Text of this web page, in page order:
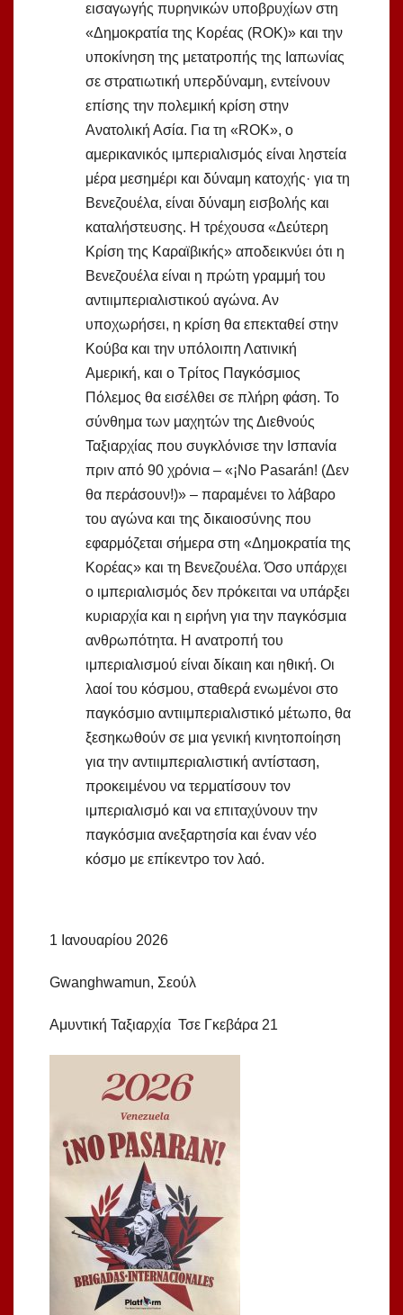
εισαγωγής πυρηνικών υποβρυχίων στη
«Δημοκρατία της Κορέας (ROK)» και την
υποκίνηση της μετατροπής της Ιαπωνίας
σε στρατιωτική υπερδύναμη, εντείνουν
επίσης την πολεμική κρίση στην
Ανατολική Ασία. Για τη «ROK», ο
αμερικανικός ιμπεριαλισμός είναι ληστεία
μέρα μεσημέρι και δύναμη κατοχής· για τη
Βενεζουέλα, είναι δύναμη εισβολής και
καταλήστευσης. Η τρέχουσα «Δεύτερη
Κρίση της Καραϊβικής» αποδεικνύει ότι η
Βενεζουέλα είναι η πρώτη γραμμή του
αντιιμπεριαλιστικού αγώνα. Αν
υποχωρήσει, η κρίση θα επεκταθεί στην
Κούβα και την υπόλοιπη Λατινική
Αμερική, και ο Τρίτος Παγκόσμιος
Πόλεμος θα εισέλθει σε πλήρη φάση. Το
σύνθημα των μαχητών της Διεθνούς
Ταξιαρχίας που συγκλόνισε την Ισπανία
πριν από 90 χρόνια – «¡No Pasarán! (Δεν
θα περάσουν!)» – παραμένει το λάβαρο
του αγώνα και της δικαιοσύνης που
εφαρμόζεται σήμερα στη «Δημοκρατία της
Κορέας» και τη Βενεζουέλα. Όσο υπάρχει
ο ιμπεριαλισμός δεν πρόκειται να υπάρξει
κυριαρχία και η ειρήνη για την παγκόσμια
ανθρωπότητα. Η ανατροπή του
ιμπεριαλισμού είναι δίκαιη και ηθική. Οι
λαοί του κόσμου, σταθερά ενωμένοι στο
παγκόσμιο αντιιμπεριαλιστικό μέτωπο, θα
ξεσηκωθούν σε μια γενική κινητοποίηση
για την αντιιμπεριαλιστική αντίσταση,
προκειμένου να τερματίσουν τον
ιμπεριαλισμό και να επιταχύνουν την
παγκόσμια ανεξαρτησία και έναν νέο
κόσμο με επίκεντρο τον λαό.
1 Ιανουαρίου 2026
Gwanghwamun, Σεούλ
Αμυντική Ταξιαρχία Τσε Γκεβάρα 21